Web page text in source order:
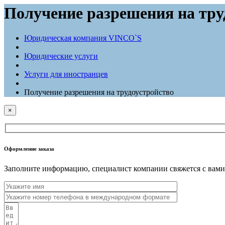
Получение разрешения на
Юридическая компания VINCO`S
Юридические услуги
Услуги для иностранцев
Получение разрешения на трудоустройство
×
Оформление заказа
Заполните информацию, специалист компании свяжется с